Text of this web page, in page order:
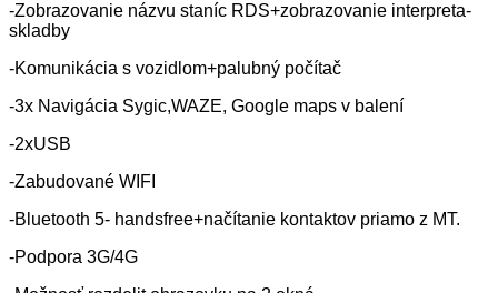
-Zobrazovanie názvu staníc RDS+zobrazovanie interpreta-
skladby
-Komunikácia s vozidlom+palubný počítač
-3x Navigácia Sygic,WAZE, Google maps v balení
-2xUSB
-Zabudované WIFI
-Bluetooth 5- handsfree+načítanie kontaktov priamo z MT.
-Podpora 3G/4G